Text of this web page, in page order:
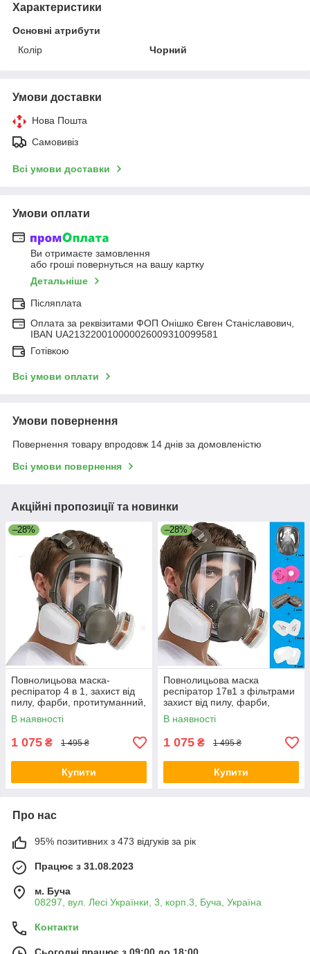
Характеристики
Основні атрибути
Колір
Чорний
Умови доставки
Нова Пошта
Самовивіз
Всі умови доставки
Умови оплати
Ви отримаєте замовлення
або гроші повернуться на вашу картку
Детальніше
Післяплата
Оплата за реквізитами ФОП Онішко Євген Станіславович,
IBAN UA213220010000026009310099581
Готівкою
Всі умови оплати
Умови повернення
Повернення товару впродовж 14 днів за домовленістю
Всі умови повернення
Акційні пропозиції та новинки
–28%
Повнолицьова маска-
респіратор 4 в 1, захист від
пилу, фарби, протитуманний,
захист від формальдегіду +
фільтри
В наявності
1 075 ₴ 1 495 ₴
Купити
–28%
Повнолицьова маска
респіратор 17в1 з фільтрами
захист від пилу, фарби,
формальдегіду + Чехол
В наявності
1 075 ₴ 1 495 ₴
Купити
Про нас
95% позитивних з 473 відгуків за рік
Працює з 31.08.2023
м. Буча
08297, вул. Лесі Українки, 3, корп.3, Буча, Україна
Контакти